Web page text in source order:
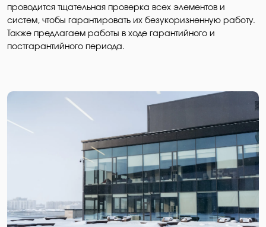
проводится тщательная проверка всех элементов и
систем, чтобы гарантировать их безукоризненную работу.
Также предлагаем работы в ходе гарантийного и
постгарантийного периода.